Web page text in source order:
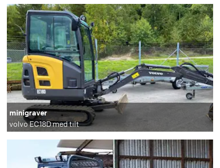
minigraver
volvo EC18D med tilt